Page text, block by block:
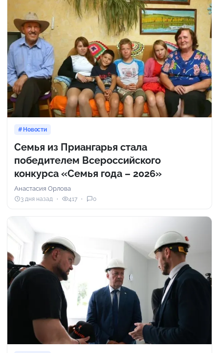
Новости
Семья из Приангарья стала
победителем Всероссийского
конкурса «Семья года – 2026»
Анастасия Орлова
3 дня назад 417 0